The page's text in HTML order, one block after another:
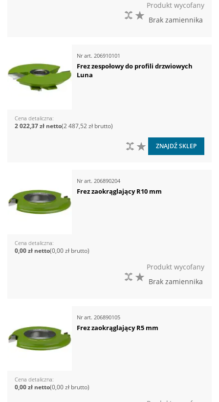
DO PORÓWNANIA
Produkt wycofany
Brak zamiennika
Nr art. 206910101
Frez zespołowy do profili drzwiowych
Luna
Cena detaliczna
2 487,52 zł
2 022,37 zł
DO LISTY ŻYCZEŃ
DO PORÓWNANIA
ZNAJDŹ SKLEP
Nr art. 206890204
Frez zaokrąglający R10 mm
Cena detaliczna
0,00 zł
0,00 zł
DO PORÓWNANIA
Produkt wycofany
Brak zamiennika
Nr art. 206890105
Frez zaokrąglający R5 mm
Cena detaliczna
0,00 zł
0,00 zł